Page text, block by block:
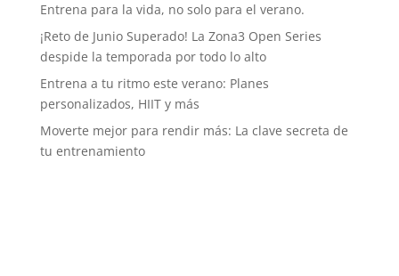
Entrena para la vida, no solo para el verano.
¡Reto de Junio Superado! La Zona3 Open Series
despide la temporada por todo lo alto
Entrena a tu ritmo este verano: Planes
personalizados, HIIT y más
Moverte mejor para rendir más: La clave secreta de
tu entrenamiento